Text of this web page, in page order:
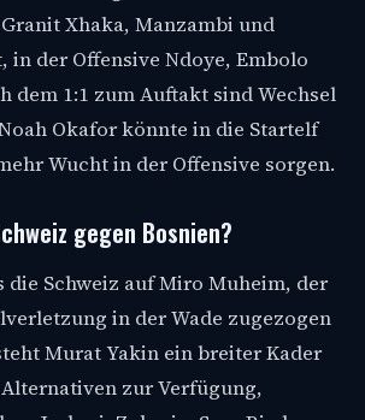
Xhaka, Manzambi und
in der Offensive Ndoye, Embolo
dem 1:1 zum Auftakt sind Wechsel
Okafor könnte in die Startelf
Wucht in der Offensive sorgen.
gegen Bosnien?
die Schweiz auf Miro Muheim, der
in der Wade zugezogen
Murat Yakin ein breiter Kader
zur Verfügung,